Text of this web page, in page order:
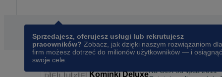
Sprzedajesz, oferujesz usługi lub rekrutujesz
pracowników? Zobacz, jak dzięki naszym rozwiązaniom dla
firm możesz dotrzeć do milionów użytkowników — i osiągnąć
swoje cele.
Kominki DeluxeNa OLX odlipca 2011